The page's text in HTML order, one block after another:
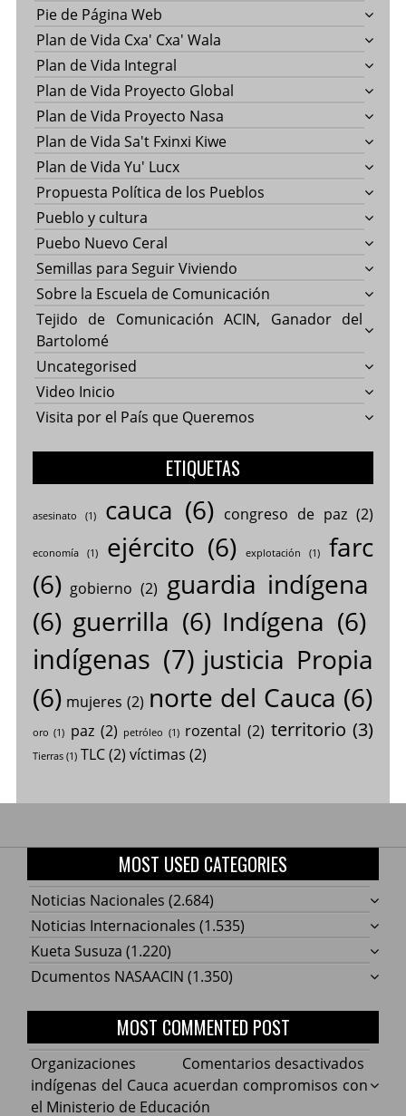
Pie de Página Web
Plan de Vida Cxa' Cxa' Wala
Plan de Vida Integral
Plan de Vida Proyecto Global
Plan de Vida Proyecto Nasa
Plan de Vida Sa't Fxinxi Kiwe
Plan de Vida Yu' Lucx
Propuesta Política de los Pueblos
Pueblo y cultura
Puebo Nuevo Ceral
Semillas para Seguir Viviendo
Sobre la Escuela de Comunicación
Tejido de Comunicación ACIN, Ganador del
Bartolomé
Uncategorised
Video Inicio
Visita por el País que Queremos
ETIQUETAS
asesinato (1) cauca (6) congreso de paz(2)
economía(1) ejército (6) explotación (1)
farc
(6) gobierno (2) guardia indígena
(6) guerrilla (6) Indígena (6)
indígenas (7) justicia Propia
(6) mujeres (2) norte del Cauca (6)
oro (1) paz (2) petróleo (1) rozental (2) territorio (3)
Tierras(1) TLC(2) víctimas (2)
MOST USED CATEGORIES
Noticias Nacionales (2.684)
Noticias Internacionales (1.535)
Kueta Susuza (1.220)
Dcumentos NASAACIN (1.350)
MOST COMMENTED POST
Comentarios desactivados
Organizaciones
indígenas del Cauca acuerdan compromisos con
el Ministerio de Educación